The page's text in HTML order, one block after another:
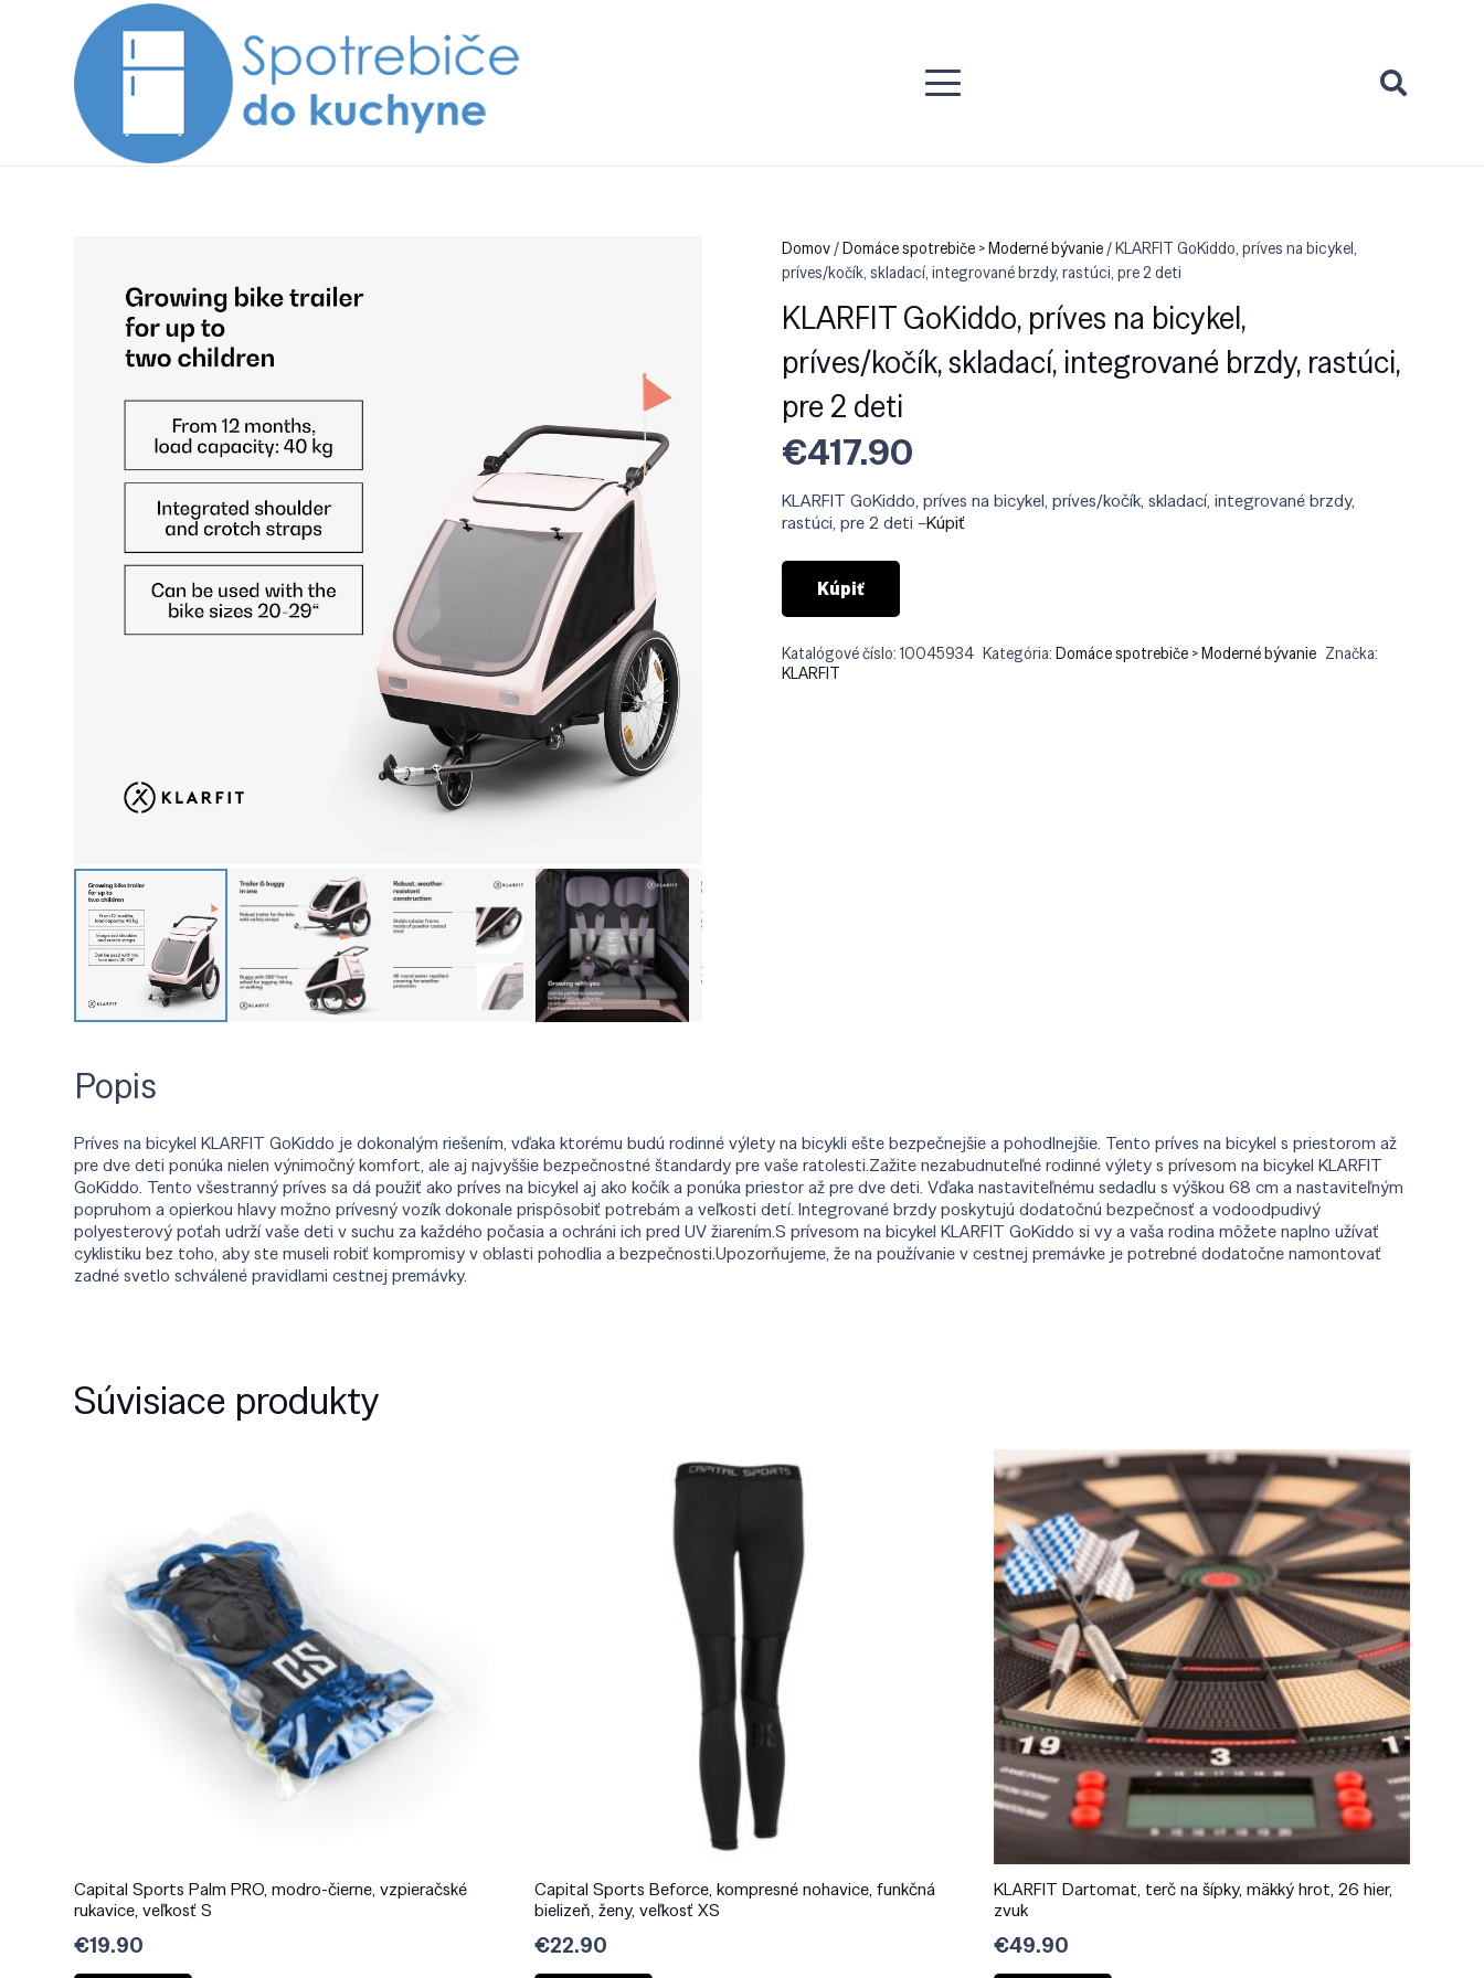
Domov/Domáce spotrebiče > Moderné bývanie/ KLARFIT GoKiddo, príves na bicykel,
príves/kočík, skladací, integrované brzdy, rastúci, pre 2 deti
KLARFIT GoKiddo, príves na bicykel,
príves/kočík, skladací, integrované brzdy, rastúci,
pre 2 deti
€417.90
KLARFIT GoKiddo, príves na bicykel, príves/kočík, skladací, integrované brzdy,
rastúci, pre 2 deti –Kúpiť
Kúpiť
Katalógové číslo:10045934 Kategória:Domáce spotrebiče > Moderné bývanie Značka:
KLARFIT
Popis
Príves na bicykel KLARFIT GoKiddo je dokonalým riešením, vďaka ktorému budú rodinné výlety na bicykli ešte bezpečnejšie a pohodlnejšie. Tento príves na bicykel s priestorom až
pre dve deti ponúka nielen výnimočný komfort, ale aj najvyššie bezpečnostné štandardy pre vaše ratolesti.Zažite nezabudnuteľné rodinné výlety s prívesom na bicykel KLARFIT
GoKiddo. Tento všestranný príves sa dá použiť ako príves na bicykel aj ako kočík a ponúka priestor až pre dve deti. Vďaka nastaviteľnému sedadlu s výškou 68 cm a nastaviteľným
popruhom a opierkou hlavy možno prívesný vozík dokonale prispôsobiť potrebám a veľkosti detí. Integrované brzdy poskytujú dodatočnú bezpečnosť a vodoodpudivý
polyesterový poťah udrží vaše deti v suchu za každého počasia a ochráni ich pred UV žiarením.S prívesom na bicykel KLARFIT GoKiddo si vy a vaša rodina môžete naplno užívať
cyklistiku bez toho, aby ste museli robiť kompromisy v oblasti pohodlia a bezpečnosti.Upozorňujeme, že na používanie v cestnej premávke je potrebné dodatočne namontovať
zadné svetlo schválené pravidlami cestnej premávky.
Súvisiace produkty
Capital Sports Palm PRO, modro-čierne, vzpieračské
rukavice, veľkosť S
€19.90
Capital Sports Beforce, kompresné nohavice, funkčná
bielizeň, ženy, veľkosť XS
€22.90
KLARFIT Dartomat, terč na šípky, mäkký hrot, 26 hier,
zvuk
€49.90